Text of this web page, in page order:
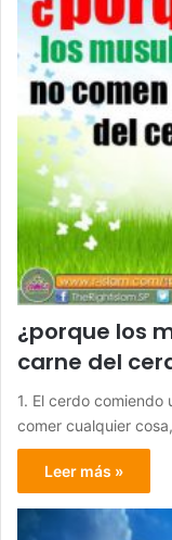
¿porque los
carne del
1. El cerdo
comer cualquier
Leer más »